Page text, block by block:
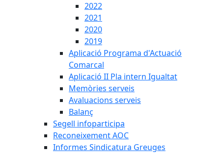
2022
2021
2020
2019
Aplicació Programa d'Actuació
Comarcal
Aplicació II Pla intern Igualtat
Memòries serveis
Avaluacions serveis
Balanç
Segell infoparticipa
Reconeixement AOC
Informes Sindicatura Greuges